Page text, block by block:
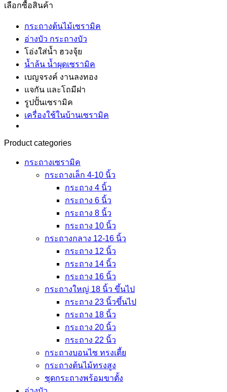
เลือกซื้อสินค้า
กระถางต้นไม้เซรามิค
อ่างบัว กระถางบัว
โอ่งใส่น้ำ ฮวงจุ้ย
น้ำล้น น้ำผุดเซรามิค
เบญจรงค์ งานลงทอง
แจกัน และโถมีฝา
รูปปั้นเซรามิค
เครื่องใช้ในบ้านเซรามิค
Product categories
กระถางเซรามิค
กระถางเล็ก 4-10 นิ้ว
กระถาง 4 นิ้ว
กระถาง 6 นิ้ว
กระถาง 8 นิ้ว
กระถาง 10 นิ้ว
กระถางกลาง 12-16 นิ้ว
กระถาง 12 นิ้ว
กระถาง 14 นิ้ว
กระถาง 16 นิ้ว
กระถางใหญ่ 18 นิ้ว ขึ้นไป
กระถาง 23 นิ้วขึ้นไป
กระถาง 18 นิ้ว
กระถาง 20 นิ้ว
กระถาง 22 นิ้ว
กระถางบอนไซ ทรงเตี้ย
กระถางต้นไม้ทรงสูง
ชุดกระถางพร้อมขาตั้ง